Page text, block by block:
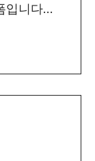
입니다...